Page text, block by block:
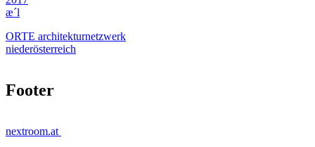
æ´l
ORTE architekturnetzwerk
niederösterreich
Footer
nextroom.at